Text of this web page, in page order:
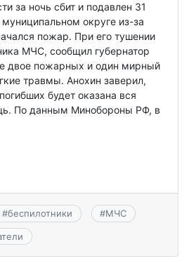
за ночь сбит и подавлен 31
округе из-за
пожар. При его тушении
МЧС, сообщил губернатор
двое пожарных и один мирный
травмы. Анохин заверил,
будет оказана вся
По данным Минобороны РФ, в
#беспилотники #МЧС